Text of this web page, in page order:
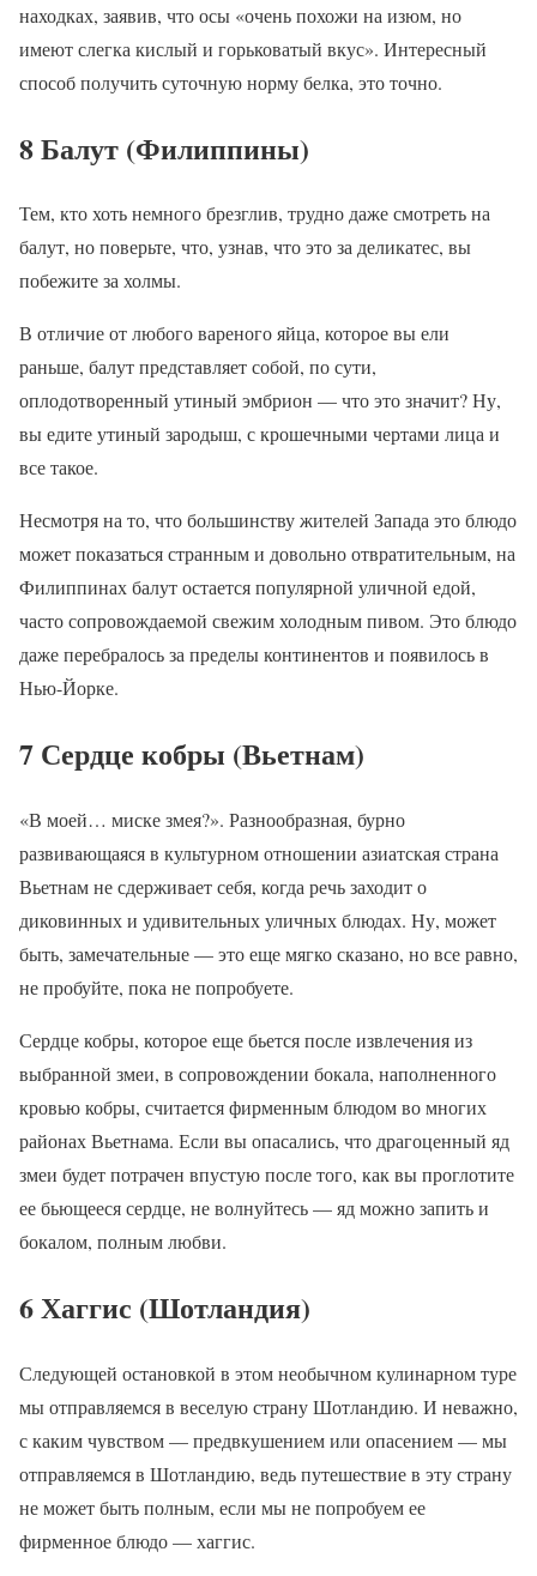
находках, заявив, что осы «очень похожи на изюм, но
имеют слегка кислый и горьковатый вкус». Интересный
способ получить суточную норму белка, это точно.
8 Балут (Филиппины)
Тем, кто хоть немного брезглив, трудно даже смотреть на
балут, но поверьте, что, узнав, что это за деликатес, вы
побежите за холмы.
В отличие от любого вареного яйца, которое вы ели
раньше, балут представляет собой, по сути,
оплодотворенный утиный эмбрион — что это значит? Ну,
вы едите утиный зародыш, с крошечными чертами лица и
все такое.
Несмотря на то, что большинству жителей Запада это блюдо
может показаться странным и довольно отвратительным, на
Филиппинах балут остается популярной уличной едой,
часто сопровождаемой свежим холодным пивом. Это блюдо
даже перебралось за пределы континентов и появилось в
Нью-Йорке.
7 Сердце кобры (Вьетнам)
«В моей… миске змея?». Разнообразная, бурно
развивающаяся в культурном отношении азиатская страна
Вьетнам не сдерживает себя, когда речь заходит о
диковинных и удивительных уличных блюдах. Ну, может
быть, замечательные — это еще мягко сказано, но все равно,
не пробуйте, пока не попробуете.
Сердце кобры, которое еще бьется после извлечения из
выбранной змеи, в сопровождении бокала, наполненного
кровью кобры, считается фирменным блюдом во многих
районах Вьетнама. Если вы опасались, что драгоценный яд
змеи будет потрачен впустую после того, как вы проглотите
ее бьющееся сердце, не волнуйтесь — яд можно запить и
бокалом, полным любви.
6 Хаггис (Шотландия)
Следующей остановкой в этом необычном кулинарном туре
мы отправляемся в веселую страну Шотландию. И неважно,
с каким чувством — предвкушением или опасением — мы
отправляемся в Шотландию, ведь путешествие в эту страну
не может быть полным, если мы не попробуем ее
фирменное блюдо — хаггис.